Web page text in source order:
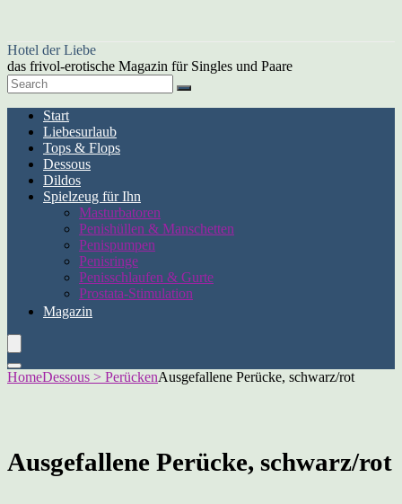
Hotel der Liebe
das frivol-erotische Magazin für Singles und Paare
Start
Liebesurlaub
Tops & Flops
Dessous
Dildos
Spielzeug für Ihn
Masturbatoren
Penishüllen & Manschetten
Penispumpen
Penisringe
Penisschlaufen & Gurte
Prostata-Stimulation
Magazin
HomeDessous > PerückenAusgefallene Perücke, schwarz/rot
Ausgefallene Perücke, schwarz/rot